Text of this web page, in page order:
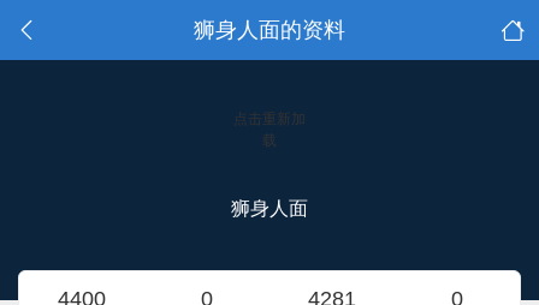
狮身人面的资料
点击重新加
载
狮身人面
4400 0 4281 0